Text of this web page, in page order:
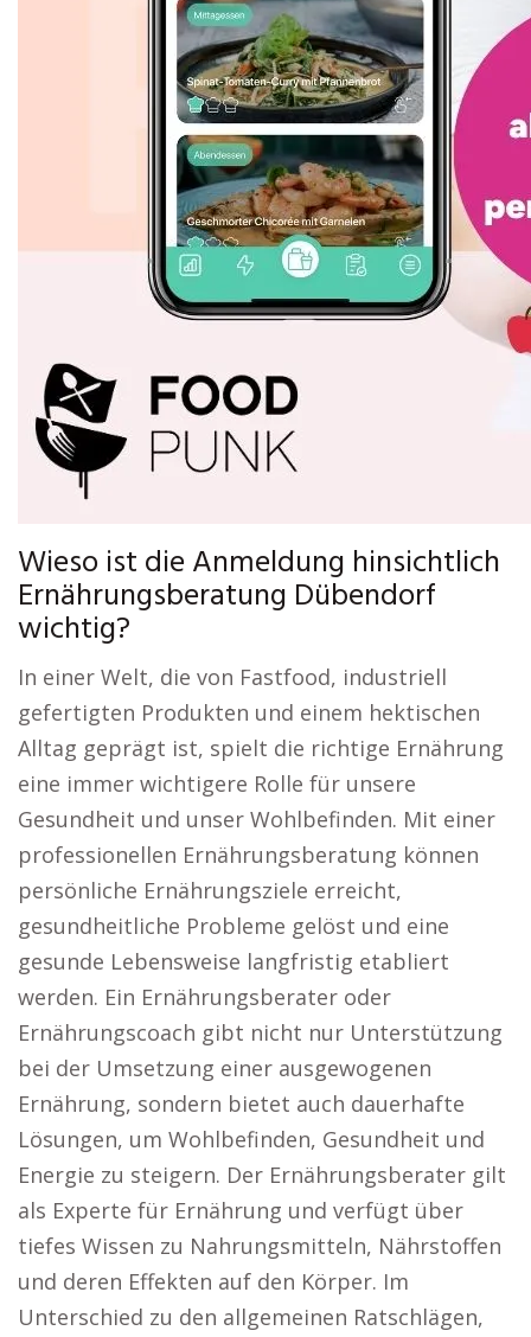
Wieso ist die Anmeldung hinsichtlich
Ernährungsberatung Dübendorf
wichtig?
In einer Welt, die von Fastfood, industriell
gefertigten Produkten und einem hektischen
Alltag geprägt ist, spielt die richtige Ernährung
eine immer wichtigere Rolle für unsere
Gesundheit und unser Wohlbefinden. Mit einer
professionellen Ernährungsberatung können
persönliche Ernährungsziele erreicht,
gesundheitliche Probleme gelöst und eine
gesunde Lebensweise langfristig etabliert
werden. Ein Ernährungsberater oder
Ernährungscoach gibt nicht nur Unterstützung
bei der Umsetzung einer ausgewogenen
Ernährung, sondern bietet auch dauerhafte
Lösungen, um Wohlbefinden, Gesundheit und
Energie zu steigern. Der Ernährungsberater gilt
als Experte für Ernährung und verfügt über
tiefes Wissen zu Nahrungsmitteln, Nährstoffen
und deren Effekten auf den Körper. Im
Unterschied zu den allgemeinen Ratschlägen,